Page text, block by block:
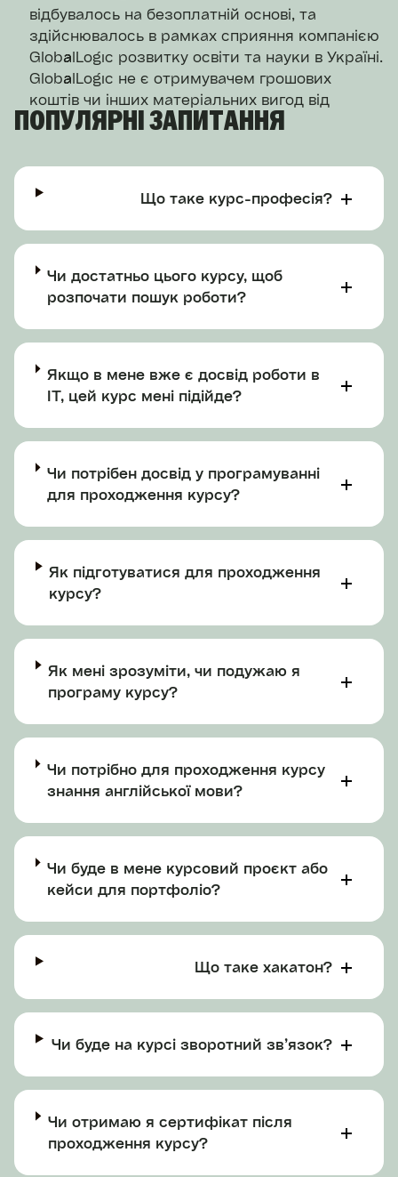
відбувалось на безоплатній основі, та
здійснювалось в рамках сприяння компанією
GlobalLogic розвитку освіти та науки в Україні.
GlobalLogic не є отримувачем грошових
коштів чи інших матеріальних вигод від
продажу курсу "DevOps та Kubernetes.
ПОПУЛЯРНІ ЗАПИТАННЯ
Що таке курс-професія?
Чи достатньо цього курсу, щоб
розпочати пошук роботи?
Якщо в мене вже є досвід роботи в
IT, цей курс мені підійде?
Чи потрібен досвід у програмуванні
для проходження курсу?
Як підготуватися для проходження
курсу?
Як мені зрозуміти, чи подужаю я
програму курсу?
Чи потрібно для проходження курсу
знання англійської мови?
Чи буде в мене курсовий проєкт або
кейси для портфоліо?
Що таке хакатон?
Чи буде на курсі зворотний звʼязок?
Чи отримаю я сертифікат після
проходження курсу?